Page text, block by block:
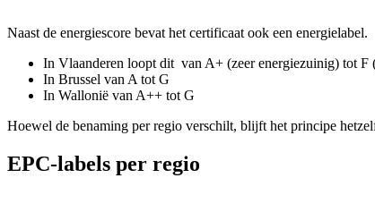
Naast de energiescore bevat het certificaat ook een energielabel.
In Vlaanderen loopt dit van A+ (zeer energiezuinig) tot F
In Brussel van A tot G
In Wallonië van A++ tot G
Hoewel de benaming per regio verschilt, blijft het principe
EPC-labels per regio